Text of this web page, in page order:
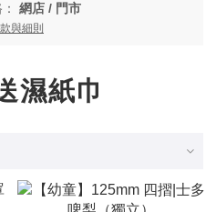
網店 / 門市
與細則
濕紙巾